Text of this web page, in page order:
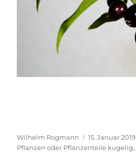
Autor
Wilhelm Rogmann
Veröffentlicht
am
15. Januar 2019
Pflanzen oder Pflanzenteile kugelig,